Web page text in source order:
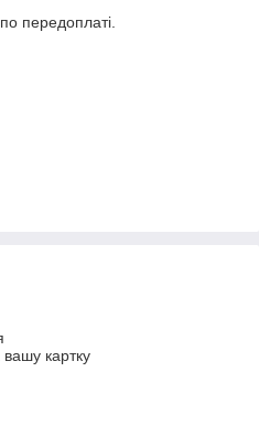
передоплаті.
картку